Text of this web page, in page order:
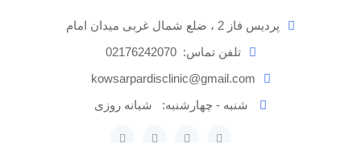
پردیس فاز 2 ، ضلع شمال غربی میدان امام
تلفن تماس:02176242070
kowsarpardisclinic@gmail.com
شنبه - چهارشنبه:
شبانه روزی